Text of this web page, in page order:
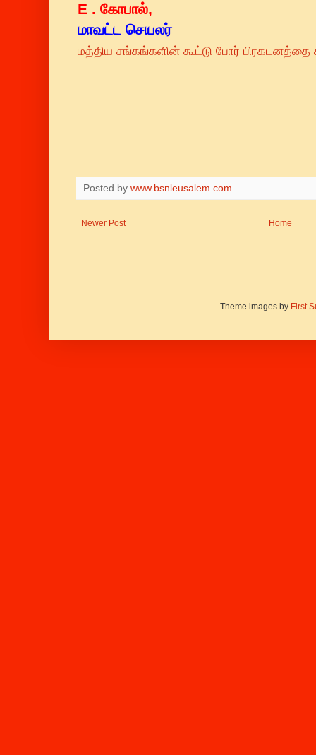
E . கோபால்,
மாவட்ட செயலர்
மத்திய சங்கங்களின் கூட்டு போர்
Posted by www.bsnleusalem.com
Newer Post Home
Theme images by First